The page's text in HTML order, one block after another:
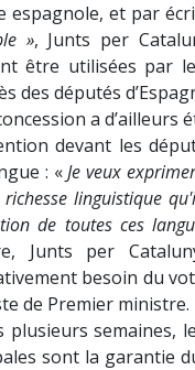
espagnole, et par
», Junts per
être utilisées par
des députés
a d’ailleurs
devant les
: «Je veux
linguistique
de toutes ces
Junts per
besoin du
de Premier ministre.
plusieurs semaines,
sont la garantie